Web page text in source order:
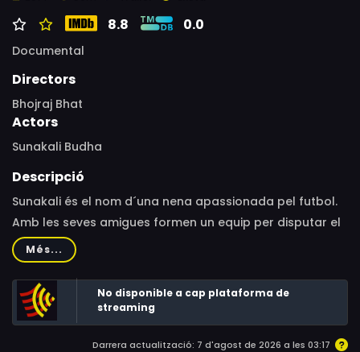
8.8 0.0
Documental
Directors
Bhojraj Bhat
Actors
Sunakali Budha
Descripció
Sunakali és el nom d´una nena apassionada pel futbol.
Amb les seves amigues formen un equip per disputar el
campionat nacional. Viuen a la regió de Mugu, a l´oest
del Nepal, a 3.500 metres d´altitud.
Més...
No disponible a cap plataforma de
streaming
Darrera actualització: 7 d'agost de 2026 a les 03:17